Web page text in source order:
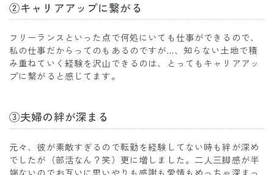
②キャリアアップに繋がる
フリーランスといった点で何処にいても仕事ができるので、
私の仕事だからってのもあるのですが…、知らない土地で積
み重ねていく経験を沢山できるのは、とってもキャリアアッ
プに繋がると感じてます。
③夫婦の絆が深まる
元々、彼が素敵すぎるので転勤を経験してない時も絆が深め
でしたが（部活なん？笑）更に増しました。二人三脚感が半